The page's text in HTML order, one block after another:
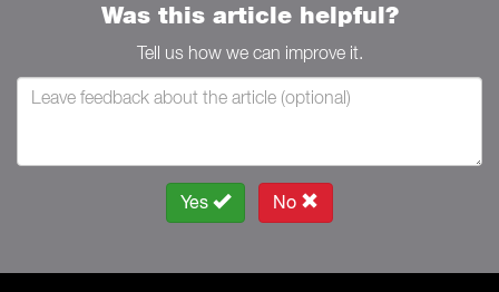
Was this article helpful?
Tell us how we can improve it.
Yes No